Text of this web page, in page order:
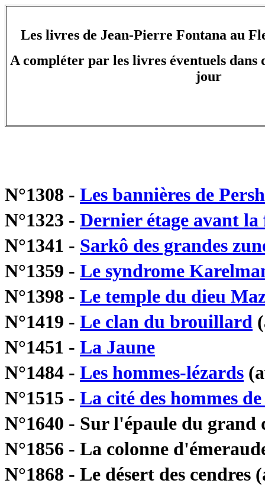
Les livres de Jean-Pierre Fontana au
A compléter par les livres éventuels dans
jour
N°1308 - Les bannières de Persh
N°1323 - Dernier étage avant
N°1341 - Sarkô des grandes
N°1359 - Le syndrome
N°1398 - Le temple du dieu
N°1419 - Le clan du brouillard
N°1451 - La Jaune
N°1484 - Les hommes-lézards
N°1515 - La cité des hommes
N°1640 - Sur l'épaule du grand
N°1856 - La colonne
N°1868 - Le désert des cendres